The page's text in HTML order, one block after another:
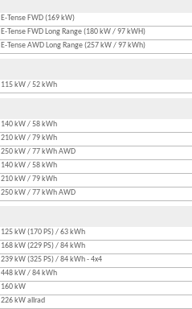
E-Tense FWD (169 kW)
E-Tense FWD Long Range (180 kW / 97 kWH)
E-Tense AWD Long Range (257 kW / 97 kWh)
115 kW / 52 kWh
140 kW / 58 kWh
210 kW / 79 kWh
250 kW / 77 kWh AWD
140 kW / 58 kWh
210 kW / 79 kWh
250 kW / 77 kWh AWD
125 kW (170 PS) / 63 kWh
168 kW (229 PS) / 84 kWh
239 kW (325 PS) / 84 kWh - 4x4
448 kW / 84 kWh
160 kW
226 kW allrad